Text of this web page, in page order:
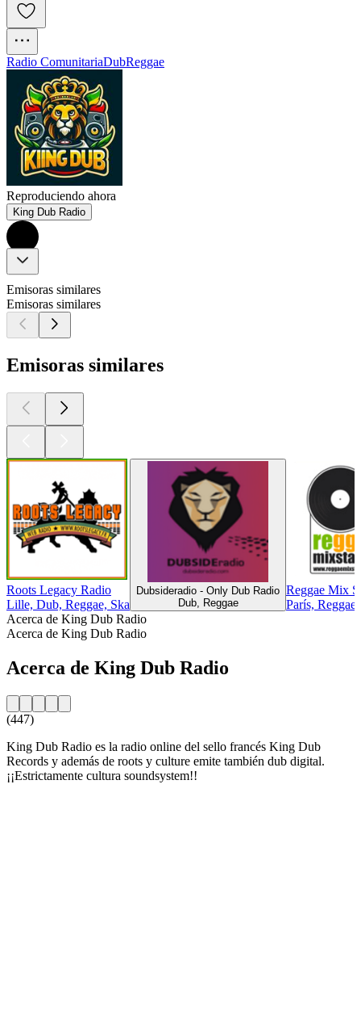
Radio ComunitariaDubReggae
Reproduciendo ahora
King Dub Radio
Emisoras similares
Emisoras similares
Emisoras similares
Roots Legacy Radio
Lille, Dub, Reggae, Ska
Dubsideradio - Only Dub Radio
Dub, Reggae
Reggae Mix
París, Reggae
Acerca de King Dub Radio
Acerca de King Dub Radio
Acerca de King Dub Radio
(447)
King Dub Radio es la radio online del sello francés King Dub
Records y además de roots y culture emite también dub digital.
¡¡Estrictamente cultura soundsystem!!